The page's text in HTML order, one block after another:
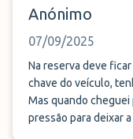
Anónimo
07/09/2025
Na reserva deve
chave do veículo,
Mas quando
pressão para deixar